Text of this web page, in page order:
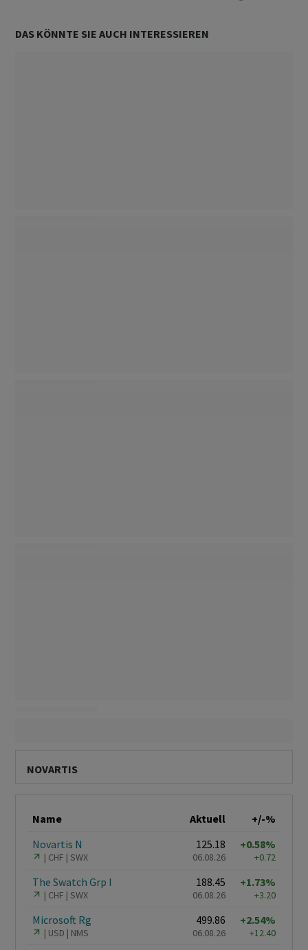
DAS KÖNNTE SIE AUCH INTERESSIEREN
NOVARTIS
Name Aktuell
+/-%
Novartis N
CHF SWX
125.18
06.08.26
+0.58%
+0.72
The Swatch Grp I
CHF SWX
188.45
06.08.26
+1.73%
+3.20
Microsoft Rg
USD NMS
499.86
06.08.26
+2.54%
+12.40